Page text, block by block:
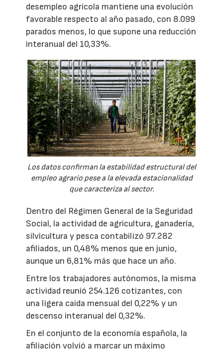
desempleo agrícola mantiene una evolución
favorable respecto al año pasado, con 8.099
parados menos, lo que supone una reducción
interanual del 10,33%.
Los datos confirman la estabilidad estructural del
empleo agrario pese a la elevada estacionalidad
que caracteriza al sector.
Dentro del Régimen General de la Seguridad
Social, la actividad de agricultura, ganadería,
silvicultura y pesca contabilizó 97.282
afiliados, un 0,48% menos que en junio,
aunque un 6,81% más que hace un año.
Entre los trabajadores autónomos, la misma
actividad reunió 254.126 cotizantes, con
una ligera caída mensual del 0,22% y un
descenso interanual del 0,32%.
En el conjunto de la economía española, la
afiliación volvió a marcar un máximo